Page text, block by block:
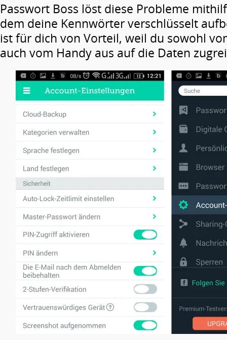
Passwort Boss löst diese Probleme
dem deine Kennwörter verschlüsselt
ist für dich von Vorteil, weil du sowohl
auch vom Handy aus auf die Daten